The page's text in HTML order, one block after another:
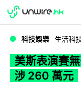
WWDC 2026
科技娛樂 生活科
美斯表演賽
涉 260 萬元